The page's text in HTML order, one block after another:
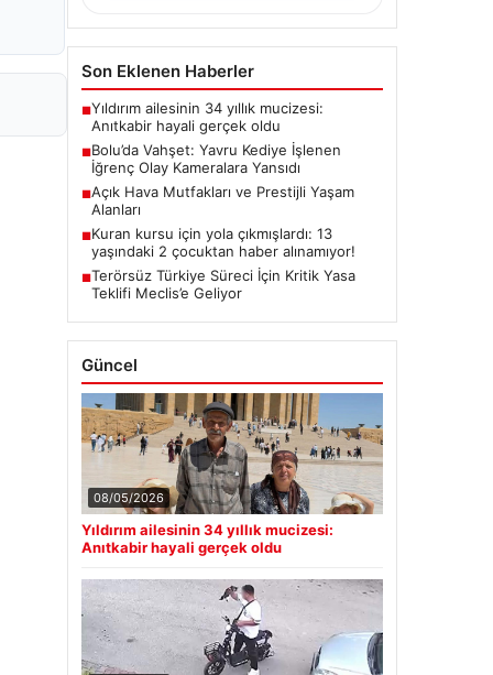
Son Eklenen Haberler
■Yıldırım ailesinin 34 yıllık mucizesi:
Anıtkabir hayali gerçek oldu
■Bolu’da Vahşet: Yavru Kediye İşlenen
İğrenç Olay Kameralara Yansıdı
■Açık Hava Mutfakları ve Prestijli Yaşam
Alanları
■Kuran kursu için yola çıkmışlardı: 13
yaşındaki 2 çocuktan haber alınamıyor!
■Terörsüz Türkiye Süreci İçin Kritik Yasa
Teklifi Meclis’e Geliyor
Güncel
08/05/2026
Yıldırım ailesinin 34 yıllık mucizesi:
Anıtkabir hayali gerçek oldu